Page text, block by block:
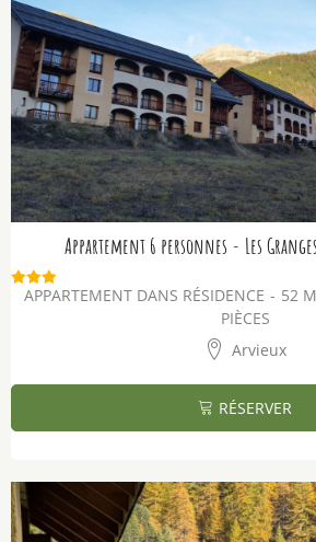
Appartement 6 personnes - Les
APPARTEMENT DANS RÉSIDENCE 52
PIÈCES
Arvieux
RÉSERVER